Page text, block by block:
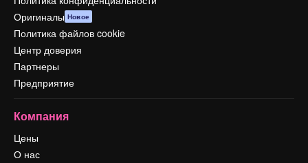
Оригиналы Новое
Политика файлов cookie
Центр доверия
Партнеры
Предприятие
Компания
Цены
О нас